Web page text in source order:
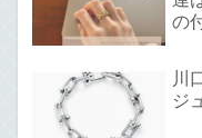
の
川
ジ